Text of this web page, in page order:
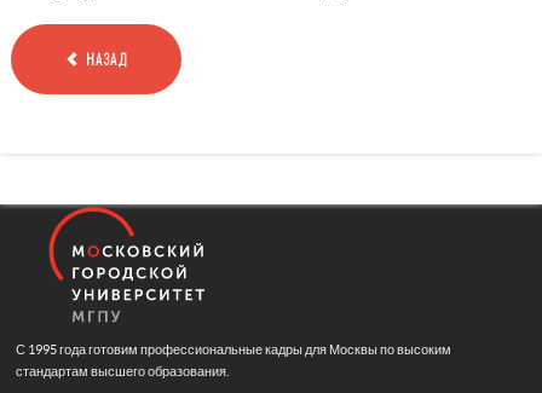
НАЗАД
С 1995 года готовим профессиональные кадры для Москвы по высоким
стандартам высшего образования.